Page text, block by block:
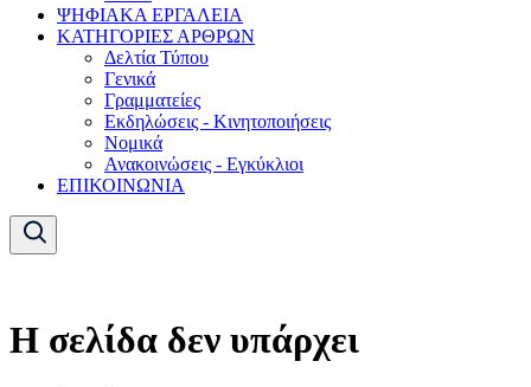
ΨΗΦΙΑΚΑ ΕΡΓΑΛΕΙΑ
ΚΑΤΗΓΟΡΙΕΣ ΑΡΘΡΩΝ
Δελτία Τύπου
Γενικά
Γραμματείες
Εκδηλώσεις - Κινητοποιήσεις
Νομικά
Ανακοινώσεις - Εγκύκλιοι
ΕΠΙΚΟΙΝΩΝΙΑ
Η σελίδα δεν υπάρχει